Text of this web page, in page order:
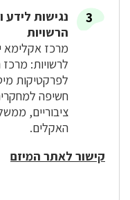
נגישות
הרשויות
מרכז אקלימא
לרשויות:
לפרקטיקות
חשיפה
ציבוריים,
האקלים.
קישור לאתר המיזם